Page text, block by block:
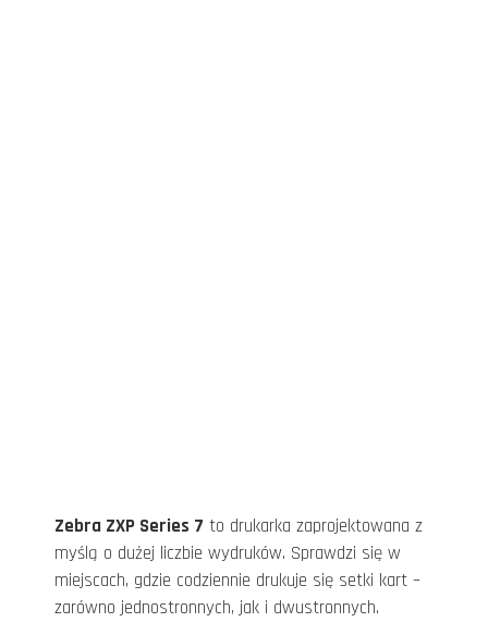
Zebra ZXP Series 7 to drukarka zaprojektowana z
myślą o dużej liczbie wydruków. Sprawdzi się w
miejscach, gdzie codziennie drukuje się setki kart –
zarówno jednostronnych, jak i dwustronnych.